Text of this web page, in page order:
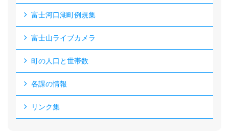
富士河口湖町例規集
富士山ライブカメラ
町の人口と世帯数
各課の情報
リンク集